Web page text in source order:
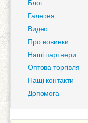
Блог
Галерея
Видео
Про новинки
Наші партнери
Оптова торгівля
Нащі контакти
Допомога